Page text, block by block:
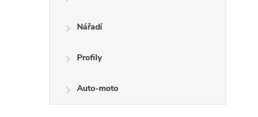
Nářadí
Profily
Auto-moto